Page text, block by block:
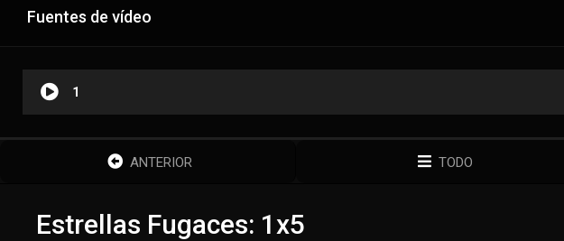
Fuentes de vídeo
1
ANTERIOR TODO
Estrellas Fugaces: 1x5